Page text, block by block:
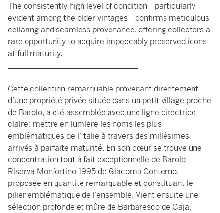
The consistently high level of condition—particularly
evident among the older vintages—confirms meticulous
cellaring and seamless provenance, offering collectors a
rare opportunity to acquire impeccably preserved icons
at full maturity.
Cette collection remarquable provenant directement
d’une propriété privée située dans un petit village proche
de Barolo, a été assemblée avec une ligne directrice
claire : mettre en lumière les noms les plus
emblématiques de l’Italie à travers des millésimes
arrivés à parfaite maturité. En son cœur se trouve une
concentration tout à fait exceptionnelle de Barolo
Riserva Monfortino 1995 de Giacomo Conterno,
proposée en quantité remarquable et constituant le
pilier emblématique de l’ensemble. Vient ensuite une
sélection profonde et mûre de Barbaresco de Gaja,